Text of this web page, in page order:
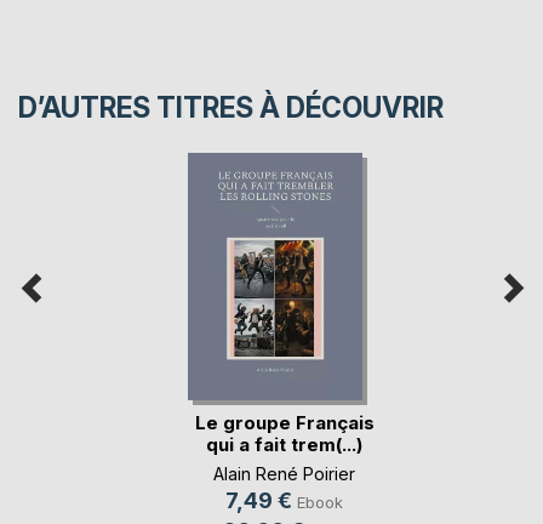
D’AUTRES TITRES À DÉCOUVRIR
Le groupe Français
qui a fait trem(...)
Alain René Poirier
7,49 € Ebook